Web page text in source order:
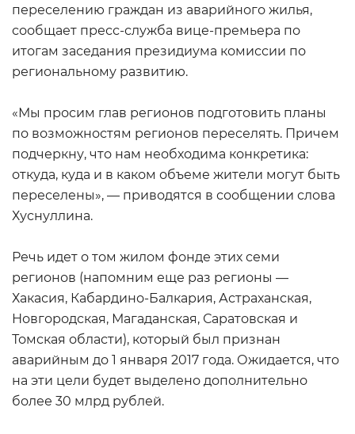
переселению граждан из аварийного жилья,
сообщает пресс-служба вице-премьера по
итогам заседания президиума комиссии по
региональному развитию.
«Мы просим глав регионов подготовить планы
по возможностям регионов переселять. Причем
подчеркну, что нам необходима конкретика:
откуда, куда и в каком объеме жители могут быть
переселены», — приводятся в сообщении слова
Хуснуллина.
Речь идет о том жилом фонде этих семи
регионов (напомним еще раз регионы —
Хакасия, Кабардино-Балкария, Астраханская,
Новгородская, Магаданская, Саратовская и
Томская области), который был признан
аварийным до 1 января 2017 года. Ожидается, что
на эти цели будет выделено дополнительно
более 30 млрд рублей.